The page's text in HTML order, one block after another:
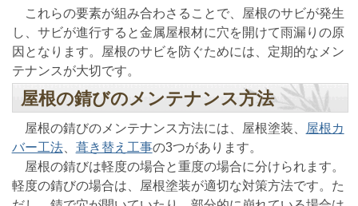
これらの要素が組み合わさることで、屋根のサビが発生
し、サビが進行すると金属屋根材に穴を開けて雨漏りの原
因となります。屋根のサビを防ぐためには、定期的なメン
テナンスが大切です。
屋根の錆びのメンテナンス方法
屋根の錆びのメンテナンス方法には、屋根塗装、
屋根カ
バー工法、 葺き替え工事の3つがあります。
屋根の錆びは軽度の場合と重度の場合に分けられます。
軽度の錆びの場合は、屋根塗装が適切な対策方法です。た